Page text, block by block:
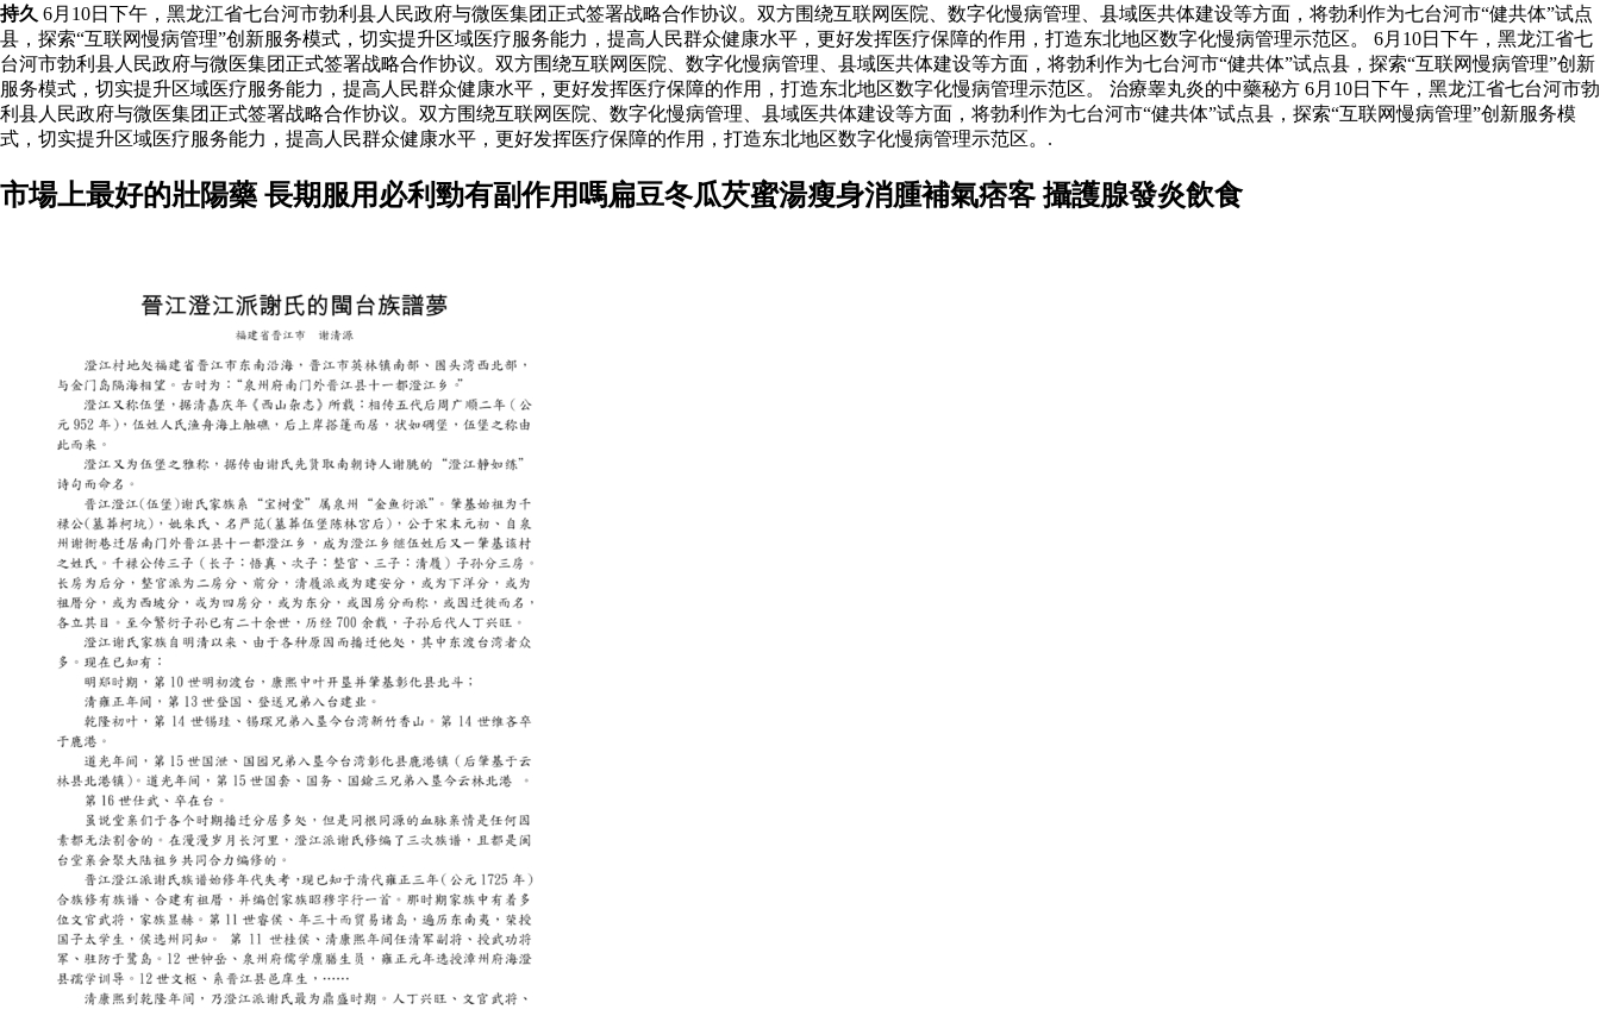
持久 6月10日下午，黑龙江省七台河市勃利县人民政府与微医集团正式签署战略合作协议。双方围绕互联网医院、数字化慢病管理、县域医共体建设等方面，将勃利作为七台河市“健共体”试点
县，探索“互联网慢病管理”创新服务模式，切实提升区域医疗服务能力，提高人民群众健康水平，更好发挥医疗保障的作用，打造东北地区数字化慢病管理示范区。 6月10日下午，黑龙江省七
台河市勃利县人民政府与微医集团正式签署战略合作协议。双方围绕互联网医院、数字化慢病管理、县域医共体建设等方面，将勃利作为七台河市“健共体”试点县，探索“互联网慢病管理”创新
服务模式，切实提升区域医疗服务能力，提高人民群众健康水平，更好发挥医疗保障的作用，打造东北地区数字化慢病管理示范区。 治療睾丸炎的中藥秘方 6月10日下午，黑龙江省七台河市勃
利县人民政府与微医集团正式签署战略合作协议。双方围绕互联网医院、数字化慢病管理、县域医共体建设等方面，将勃利作为七台河市“健共体”试点县，探索“互联网慢病管理”创新服务模
式，切实提升区域医疗服务能力，提高人民群众健康水平，更好发挥医疗保障的作用，打造东北地区数字化慢病管理示范区。.
市場上最好的壯陽藥 長期服用必利勁有副作用嗎扁豆冬瓜芡蜜湯瘦身消腫補氣痞客 攝護腺發炎飲食